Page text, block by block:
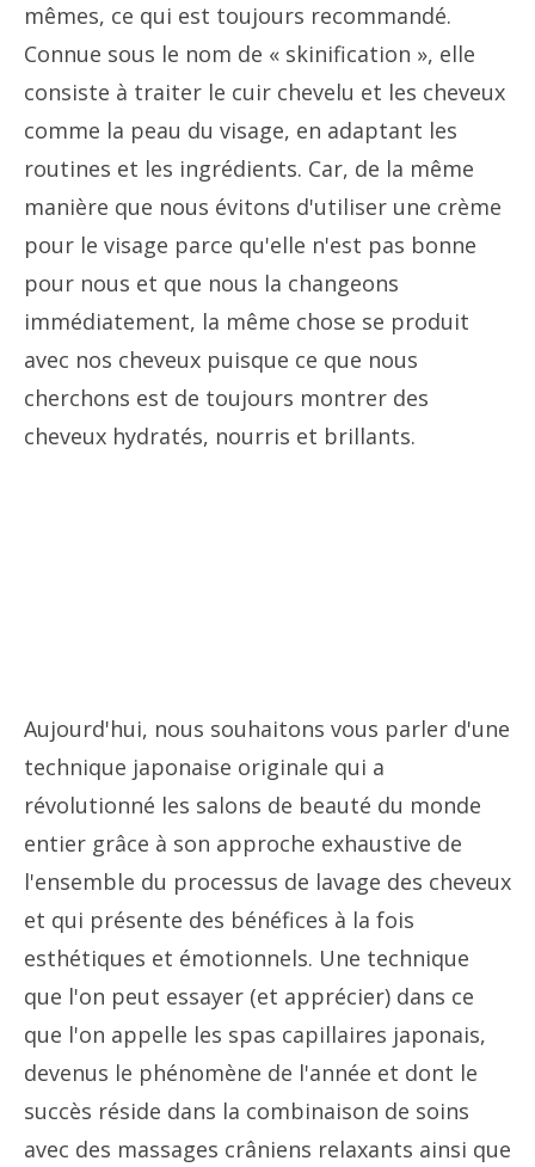
mêmes, ce qui est toujours recommandé.
Connue sous le nom de « skinification », elle
consiste à traiter le cuir chevelu et les cheveux
comme la peau du visage, en adaptant les
routines et les ingrédients. Car, de la même
manière que nous évitons d'utiliser une crème
pour le visage parce qu'elle n'est pas bonne
pour nous et que nous la changeons
immédiatement, la même chose se produit
avec nos cheveux puisque ce que nous
cherchons est de toujours montrer des
cheveux hydratés, nourris et brillants.
Aujourd'hui, nous souhaitons vous parler d'une
technique japonaise originale qui a
révolutionné les salons de beauté du monde
entier grâce à son approche exhaustive de
l'ensemble du processus de lavage des cheveux
et qui présente des bénéfices à la fois
esthétiques et émotionnels. Une technique
que l'on peut essayer (et apprécier) dans ce
que l'on appelle les spas capillaires japonais,
devenus le phénomène de l'année et dont le
succès réside dans la combinaison de soins
avec des massages crâniens relaxants ainsi que